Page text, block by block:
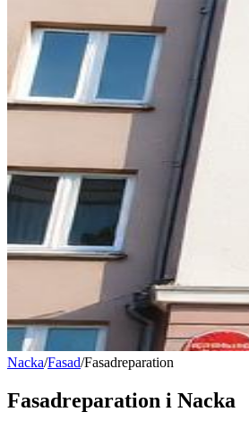
Nacka/Fasad/Fasadreparation
Fasadreparation i Nacka